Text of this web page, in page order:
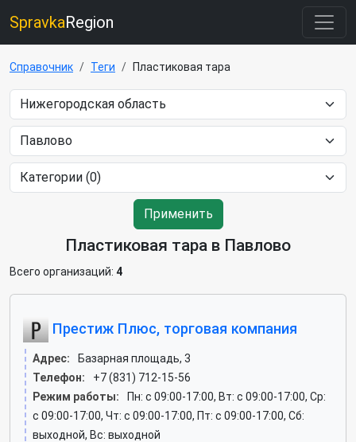
SpravkaRegion
Справочник Теги Пластиковая тара
Применить
Пластиковая тара в Павлово
Всего организаций: 4
Престиж Плюс, торговая компания
Адрес:
Базарная площадь, 3
Телефон:
+7 (831) 712-15-56
Режим работы:
Пн: c 09:00-17:00, Вт: c 09:00-17:00, Ср:
c 09:00-17:00, Чт: c 09:00-17:00, Пт: c 09:00-17:00, Сб:
выходной, Вс: выходной